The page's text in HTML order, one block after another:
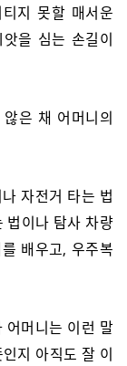
지 못할 매서운
을 심는 손길이
은 채 어머니의
자전거 타는 법
법이나 탐사 차량
배우고, 우주복
어머니는 이런 말
지 아직도 잘 이